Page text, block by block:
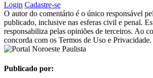
Login Cadastre-se
O autor do comentário é o único responsável
publicado, inclusive nas esferas civil e penal.
responsabiliza pelas opiniões de terceiros. Ao
concorda com os Termos de Uso e Privacidade.
Publicado por: